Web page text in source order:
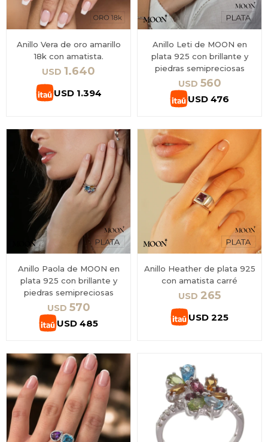
Anillo Vera de oro amarillo
18k con amatista.
USD 1.640
USD 1.394
Anillo Leti de MOON en
plata 925 con brillante y
piedras semipreciosas
USD 560
USD 476
Anillo Paola de MOON en
plata 925 con brillante y
piedras semipreciosas
USD 570
USD 485
Anillo Heather de plata 925
con amatista carré
USD 265
USD 225